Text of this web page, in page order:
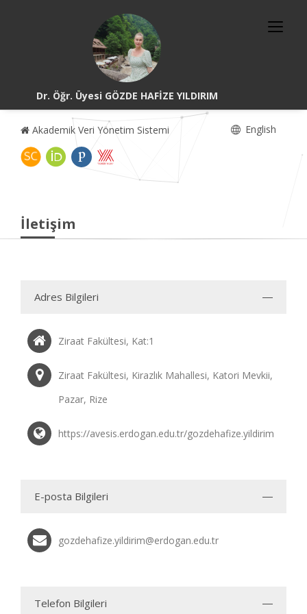
Dr. Öğr. Üyesi GÖZDE HAFİZE YILDIRIM
Akademik Veri Yönetim Sistemi English
İletişim
Adres Bilgileri
Ziraat Fakültesi, Kat:1
Ziraat Fakültesi, Kirazlık Mahallesi, Katori Mevkii,
Pazar, Rize
https://avesis.erdogan.edu.tr/gozdehafize.yildirim
E-posta Bilgileri
gozdehafize.yildirim@erdogan.edu.tr
Telefon Bilgileri